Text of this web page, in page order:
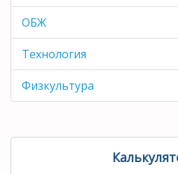
ОБЖ
Технология
Физкультура